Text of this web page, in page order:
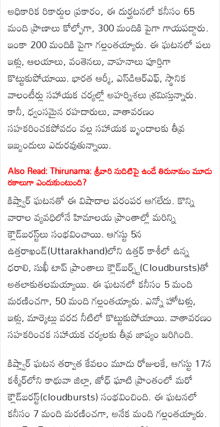
అధికారిక రికార్డుల ప్రకారం, ఈ దుర్ఘటనలో కనీసం 65
మంది ప్రాణాలు కోల్పోగా, 300 మందికి పైగా గాయపడ్డారు.
ఇంకా 200 మందికి పైగా గల్లంతయ్యారు. ఈ ఘటనలో పలు
ఇళ్లు, ఆలయాలు, వంతెనలు, వాహనాలు పూర్తిగా
కొట్టుకుపోయాయి. భారత ఆర్మీ, ఎస్‌డిఆర్‌ఎఫ్, స్థానిక
వాలంటీర్లు సహాయక చర్యల్లో అహర్నిశలు శ్రమిస్తున్నారు.
కానీ, ధ్వంసమైన రహదారులు, వాతావరణం
సహకరించకపోవడం వల్ల సహాయక బృందాలకు తీవ్ర
ఇబ్బందులు ఎదురవుతున్నాయి.
Also Read: Thirunama: శ్రీవారి నుదిటిపై ఉండే తిరునామం మూడు
రకాలుగా ఎందుకుంటుంది?
కిష్త్వార్ ఘటనతో ఈ విషాదాల పరంపర ఆగలేదు. కొన్ని
వారాల వ్యవధిలోనే హిమాలయ ప్రాంతాల్లో మరిన్ని
క్లౌడ్‌బరస్ట్‌లు సంభవించాయి. ఆగస్టు 5న
ఉత్తరాఖండ్‌(Uttarakhand)లోని ఉత్తర్ కాశీలో ఉన్న
ధరాలి, సుఖీ టాప్ ప్రాంతాలు క్లౌడ్‌బర్స్ట్‌(Cloudbursts)తో
అతలాకుతలమయ్యాయి. ఈ ఘటనలో కనీసం 5 మంది
మరణించగా, 50 మంది గల్లంతయ్యారు. ఎన్నో హోటళ్లు,
ఇళ్లు, మార్కెట్లు వరద నీటిలో కొట్టుకుపోయాయి. వాతావరణం
సహకరించక సహాయక చర్యలకు తీవ్ర జాప్యం జరిగింది.
కిష్త్వార్ ఘటన తర్వాత కేవలం మూడు రోజులకే, ఆగస్టు 17న
కశ్మీర్‌లోని కాథువా జిల్లా, జోధ్ ఘాటి ప్రాంతంలో మరో
క్లౌడ్‌బరస్ట్(cloudbursts) సంభవించింది. ఈ ఘటనలో
కనీసం 7 మంది మరణించగా, అనేక మంది గల్లంతయ్యారు.